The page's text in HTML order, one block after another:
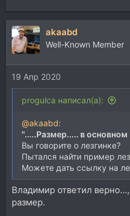
akaabd
Well-Known Member
19 Апр 2020
progulca написал(а):
@akaabd:
".....Размер..... в основном
Вы говорите о лезгинке?
Пытался найти пример
Можете дать ссылку на
Владимир ответил
размер.